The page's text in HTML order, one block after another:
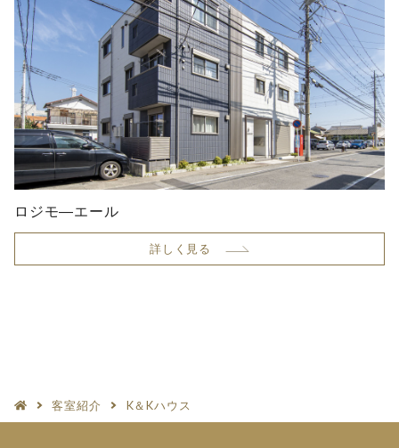
ロジモ―エール
詳しく見る
客室紹介 K＆Kハウス